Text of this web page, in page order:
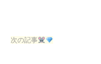
次の記事